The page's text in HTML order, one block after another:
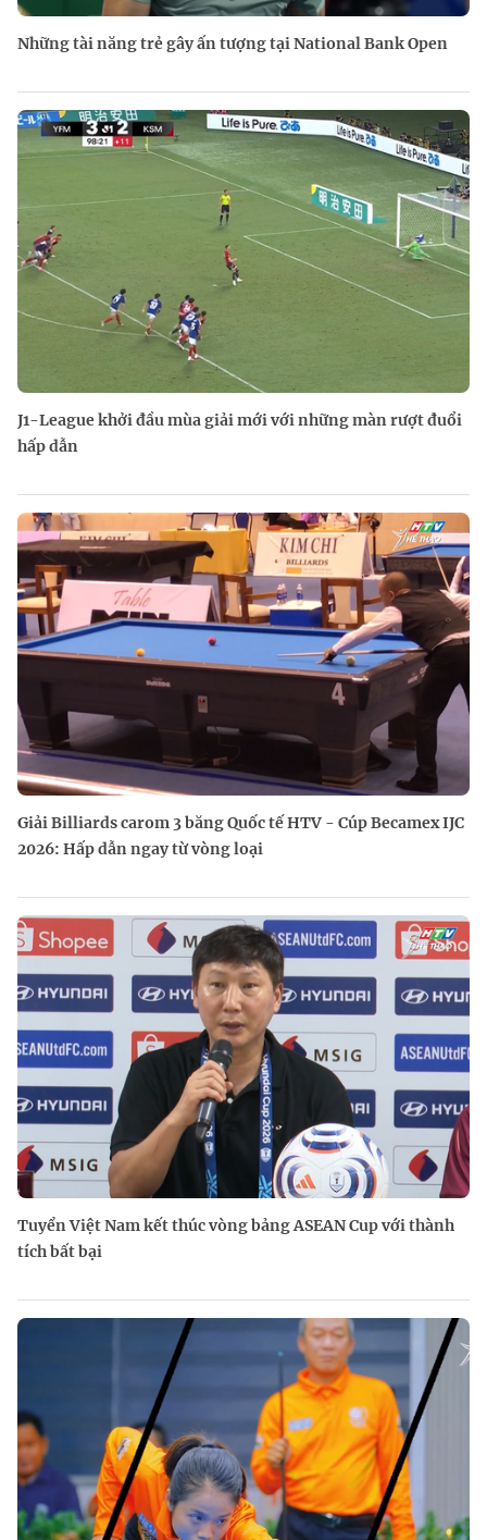
Những tài năng trẻ gây ấn tượng tại National Bank Open
J1-League khởi đầu mùa giải mới với những màn rượt đuổi
hấp dẫn
Giải Billiards carom 3 băng Quốc tế HTV - Cúp Becamex IJC
2026: Hấp dẫn ngay từ vòng loại
Tuyển Việt Nam kết thúc vòng bảng ASEAN Cup với thành
tích bất bại